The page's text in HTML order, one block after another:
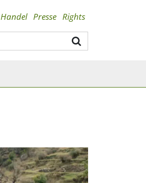
Handel Presse Rights